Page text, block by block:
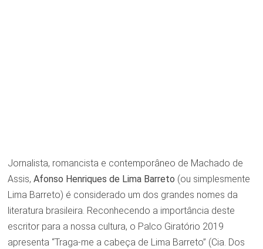
Jornalista, romancista e contemporâneo de Machado de
Assis, Afonso Henriques de Lima Barreto (ou simplesmente
Lima Barreto) é considerado um dos grandes nomes da
literatura brasileira. Reconhecendo a importância deste
escritor para a nossa cultura, o Palco Giratório 2019
apresenta “Traga-me a cabeça de Lima Barreto” (Cia. Dos